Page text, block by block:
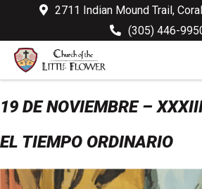
2711 Indian Mound Trail,
(305) 446-
19 DE NOVIEMBRE –
EL TIEMPO ORDINARIO